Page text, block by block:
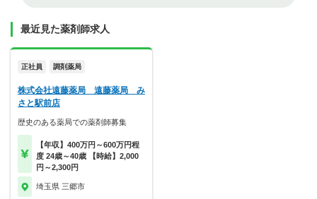
最近見た薬剤師求人
正社員 調剤薬局
株式会社遠藤薬局 遠藤薬局 み
さと駅前店
歴史のある薬局での薬剤師募集
【年収】400万円～600万円程
度 24歳～40歳 【時給】2,000
円～2,300円
埼玉県 三郷市